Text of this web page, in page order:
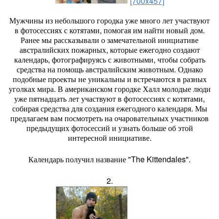
Мужчины из небольшого городка уже много лет участвуют
в фотосессиях с котятами, помогая им найти новый дом.
Ранее мы рассказывали о замечательной инициативе
австралийских пожарных, которые ежегодно создают
календарь, фотографируясь с животными, чтобы собрать
средства на помощь австралийским животным. Однако
подобные проекты не уникальны и встречаются в разных
уголках мира. В американском городке Халл молодые люди
уже пятнадцать лет участвуют в фотосессиях с котятами,
собирая средства для создания ежегодного календаря. Мы
предлагаем вам посмотреть на очаровательных участников
предыдущих фотосессий и узнать больше об этой
интересной инициативе.
Календарь получил название "The Kittendales".
2.